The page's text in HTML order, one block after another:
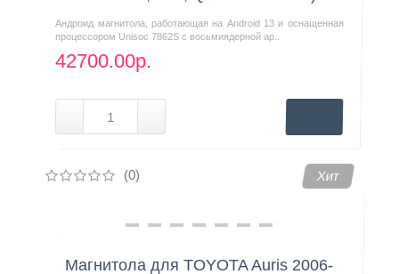
Андроид магнитола, работающая на Android 13 и оснащенная
процессором Unisoc 7862S с восьмиядерной ар..
42700.00р.
(0) Хит
Магнитола для TOYOTA Auris 2006-